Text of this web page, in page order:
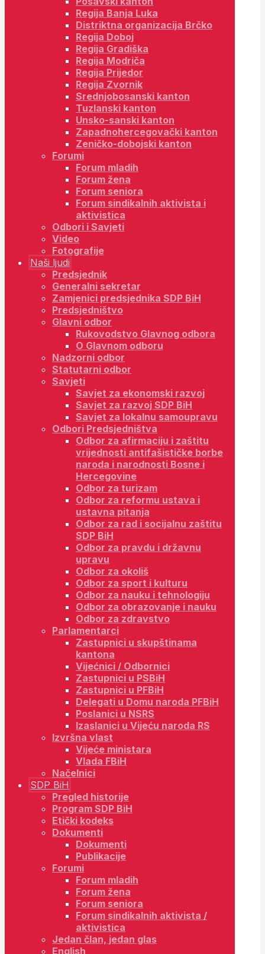
Regija Banja Luka
Distriktna organizacija Brčko
Regija Doboj
Regija Gradiška
Regija Modriča
Regija Prijedor
Regija Zvornik
Srednjobosanski kanton
Tuzlanski kanton
Unsko-sanski kanton
Zapadnohercegovački kanton
Zeničko-dobojski kanton
Forumi
Forum mladih
Forum žena
Forum seniora
Forum sindikalnih aktivista i
aktivistica
Odbori i Savjeti
Video
Fotografije
Naši ljudi
Predsjednik
Generalni sekretar
Zamjenici predsjednika SDP BiH
Predsjedništvo
Glavni odbor
Rukovodstvo Glavnog odbora
O Glavnom odboru
Nadzorni odbor
Statutarni odbor
Savjeti
Savjet za ekonomski razvoj
Savjet za razvoj SDP BiH
Savjet za lokalnu samoupravu
Odbori Predsjedništva
Odbor za afirmaciju i zaštitu
vrijednosti antifašističke borbe
naroda i narodnosti Bosne i
Hercegovine
Odbor za turizam
Odbor za reformu ustava i
ustavna pitanja
Odbor za rad i socijalnu zaštitu
SDP BiH
Odbor za pravdu i državnu
upravu
Odbor za okoliš
Odbor za sport i kulturu
Odbor za nauku i tehnologiju
Odbor za obrazovanje i nauku
Odbor za zdravstvo
Parlamentarci
Zastupnici u skupštinama
kantona
Vijećnici / Odbornici
Zastupnici u PSBiH
Zastupnici u PFBiH
Delegati u Domu naroda PFBiH
Poslanici u NSRS
Izaslanici u Vijeću naroda RS
Izvršna vlast
Vijeće ministara
Vlada FBiH
Načelnici
SDP BiH
Pregled historije
Program SDP BiH
Etički kodeks
Dokumenti
Dokumenti
Publikacije
Forumi
Forum mladih
Forum žena
Forum seniora
Forum sindikalnih aktivista /
aktivistica
Jedan član, jedan glas
English